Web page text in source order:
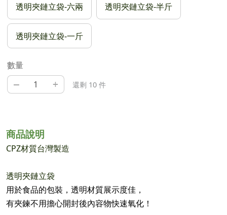
透明夾鏈立袋-六兩 透明夾鏈立袋-半斤
透明夾鏈立袋-一斤
數量
– + 還剩 10 件
商品說明
CPZ材質台灣製造
透明夾鏈立袋
用於食品的包裝，透明材質展示度佳，
有夾鍊不用擔心開封後內容物快速氧化！